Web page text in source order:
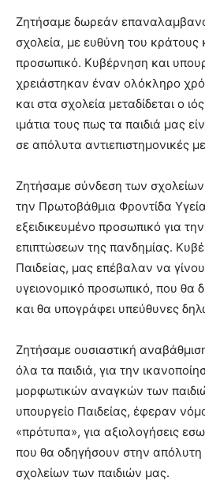
Ζητήσαμε δωρεάν
σχολεία, με ευθύνη του
προσωπικό. Κυβέρνηση και
χρειάστηκαν έναν ολόκληρο
και στα σχολεία μεταδίδεται ο
ιμάτια τους πως τα παιδιά μας
σε απόλυτα αντιεπιστημονικές
Ζητήσαμε σύνδεση των
την Πρωτοβάθμια Φροντίδα
εξειδικευμένο προσωπικό για
επιπτώσεων της πανδημίας.
Παιδείας, μας επέβαλαν να
υγειονομικό προσωπικό, που θα
και θα υπογράφει υπεύθυνες
Ζητήσαμε ουσιαστική
όλα τα παιδιά, για την
μορφωτικών αναγκών των
υπουργείο Παιδείας, έφεραν
«πρότυπα», για αξιολογήσεις
που θα οδηγήσουν στην απόλυτη
σχολείων των παιδιών μας.